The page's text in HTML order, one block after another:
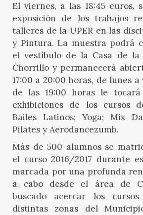
El viernes, a las 18:45 euros,
exposición de los trabajos
talleres de la UPER en las
y Pintura. La muestra podrá
el vestíbulo de la Casa de la
Chorrillo y permanecerá
17:00 a 20:00 horas, de lunes
de las 19:00 horas le
exhibiciones de los cursos
Bailes Latinos; Yoga; Mix
Pilates y Aerodancezumb.
Más de 500 alumnos se
el curso 2016/2017 durante
marcada por una profunda
a cabo desde el área de
buscado acercar los
distintas zonas del